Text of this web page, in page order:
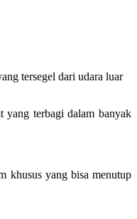
tersegel dari udara luar
yang terbagi dalam banyak
khusus yang bisa menutup